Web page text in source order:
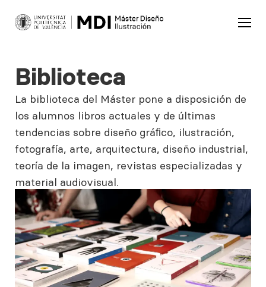
Biblioteca
La biblioteca del Máster pone a disposición de
los alumnos libros actuales y de últimas
tendencias sobre diseño gráﬁco, ilustración,
fotografía, arte, arquitectura, diseño industrial,
teoría de la imagen, revistas especializadas y
material audiovisual.